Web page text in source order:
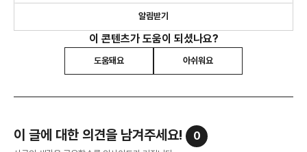
알림받기
이 콘텐츠가 도움이 되셨나요?
도움돼요 아쉬워요
이 글에 대한 의견을 남겨주세요! 0